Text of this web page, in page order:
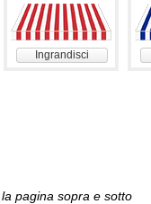
Ingrandisci
pagina sopra e sotto